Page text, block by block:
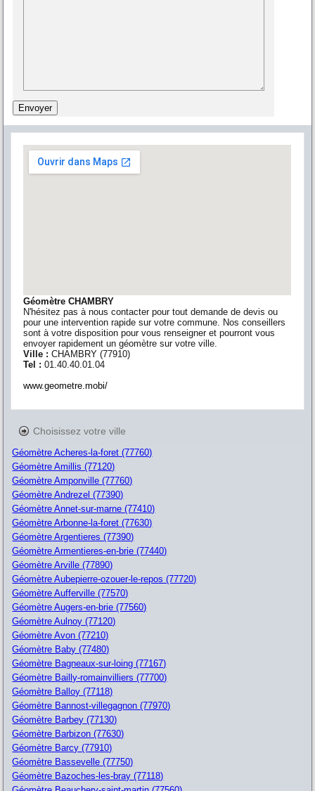
Géomètre CHAMBRY
N'hésitez pas à nous contacter pour tout demande de devis ou
pour une intervention rapide sur votre commune. Nos conseillers
sont à votre disposition pour vous renseigner et pourront vous
envoyer rapidement un géomètre sur votre ville.
Ville :CHAMBRY (77910)
Tel :01.40.40.01.04
www.geometre.mobi/
Choisissez votre ville
Géomètre Acheres-la-foret (77760)
Géomètre Amillis (77120)
Géomètre Amponville (77760)
Géomètre Andrezel (77390)
Géomètre Annet-sur-marne (77410)
Géomètre Arbonne-la-foret (77630)
Géomètre Argentieres (77390)
Géomètre Armentieres-en-brie (77440)
Géomètre Arville (77890)
Géomètre Aubepierre-ozouer-le-repos (77720)
Géomètre Aufferville (77570)
Géomètre Augers-en-brie (77560)
Géomètre Aulnoy (77120)
Géomètre Avon (77210)
Géomètre Baby (77480)
Géomètre Bagneaux-sur-loing (77167)
Géomètre Bailly-romainvilliers (77700)
Géomètre Balloy (77118)
Géomètre Bannost-villegagnon (77970)
Géomètre Barbey (77130)
Géomètre Barbizon (77630)
Géomètre Barcy (77910)
Géomètre Bassevelle (77750)
Géomètre Bazoches-les-bray (77118)